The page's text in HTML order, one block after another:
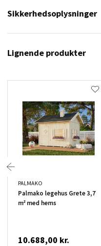
Sikkerhedsoplysninger
Lignende produkter
PALMAKO
Palmako legehus Grete 3,7
m² med hems
10.688,00 kr.